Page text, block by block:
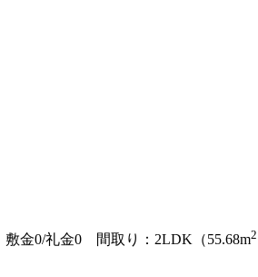
敷金0/礼金0 間取り：2LDK（55.68m2